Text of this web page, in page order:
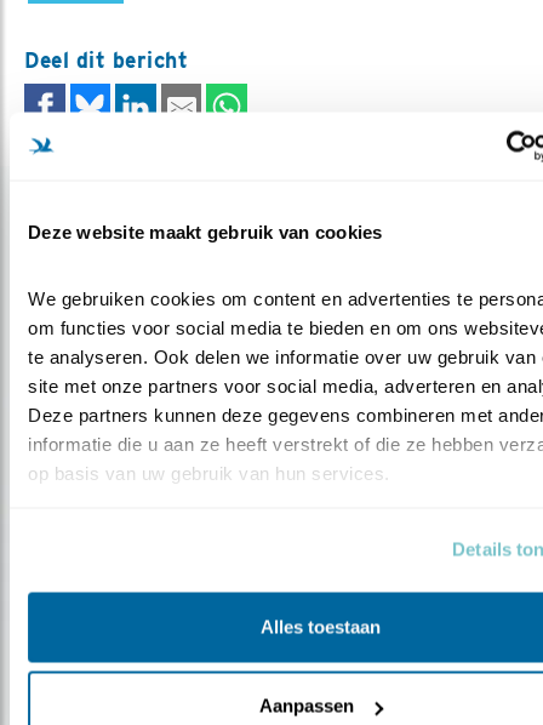
Deze website maakt gebruik van cookies
We gebruiken cookies om content en advertenties te
om functies voor social media te bieden en om ons
te analyseren. Ook delen we informatie over uw gebruik van
site met onze partners voor social media, adverteren en
Deze partners kunnen deze gegevens combineren met
informatie die u aan ze heeft verstrekt of die ze hebben
op basis van uw gebruik van hun services.
Details
Alles toestaan
Aanpassen
Deel dit bericht
Gerelateerde items
HET VERBORGEN LEVEN VAN DE ALK
Door Jeanet van Zoelen